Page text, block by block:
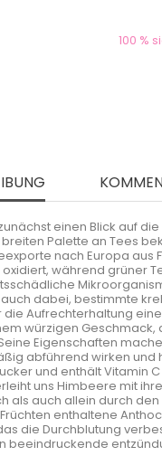
100 %
einen Blick auf
Palette an Tees
nach Europa
während grüner
dabei, bestimmte
Aufrechterhaltung
würzigen
Eigenschaften
abführend wirken
und enthält Vitamin
uns Himbeere mit
auch allein durch
enthaltene
die Durchblutung